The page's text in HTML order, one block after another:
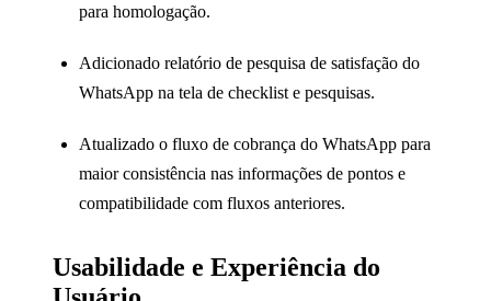
para homologação.
Adicionado relatório de pesquisa de satisfação do
WhatsApp na tela de checklist e pesquisas.
Atualizado o fluxo de cobrança do WhatsApp para
maior consistência nas informações de pontos e
compatibilidade com fluxos anteriores.
Usabilidade e Experiência do